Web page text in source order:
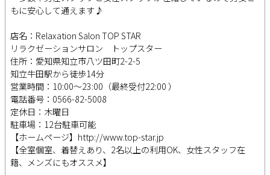
もに安心して通えます♪
店名：Relaxation Salon TOP STAR
リラクゼーションサロン トップスター
住所：愛知県知立市八ツ田町2-2-5
知立牛田駅から徒歩14分
営業時間：10:00～23:00（最終受付22:00 ）
電話番号：0566-82-5008
定休日：木曜日
駐車場：12台駐車可能
【ホームページ】http://www.top-star.jp
【全室個室、着替えあり、2名以上の利用OK、女性スタッフ在
籍、メンズにもオススメ】